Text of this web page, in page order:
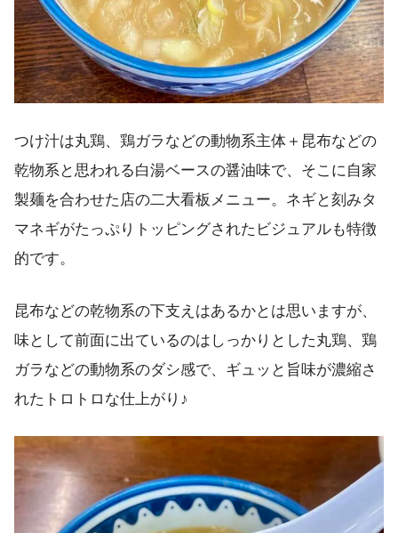
つけ汁は丸鶏、鶏ガラなどの動物系主体＋昆布などの
乾物系と思われる白湯ベースの醤油味で、そこに自家
製麺を合わせた店の二大看板メニュー。ネギと刻みタ
マネギがたっぷりトッピングされたビジュアルも特徴
的です。
昆布などの乾物系の下支えはあるかとは思いますが、
味として前面に出ているのはしっかりとした丸鶏、鶏
ガラなどの動物系のダシ感で、ギュッと旨味が濃縮さ
れたトロトロな仕上がり♪